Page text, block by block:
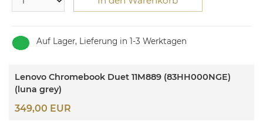
Auf Lager, Lieferung in 1-3 Werktagen
Lenovo Chromebook Duet 11M889 (83HH000NGE)
(luna grey)
349,00 EUR